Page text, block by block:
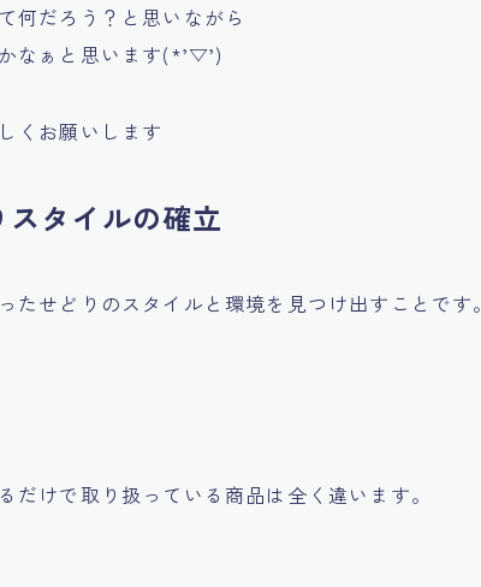
何だろう？と思いながら
なぁと思います(*’▽’)
くお願いします
タイルの確立
たせどりのスタイルと環境を見つけ出すことです。
だけで取り扱っている商品は全く違います。